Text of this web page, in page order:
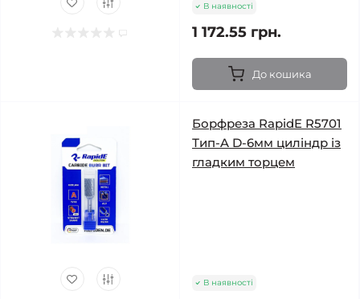
В наявності
1 172.55 грн.
До кошика
Борфреза RapidE R5701
Тип-A D-6мм циліндр із
гладким торцем
В наявності